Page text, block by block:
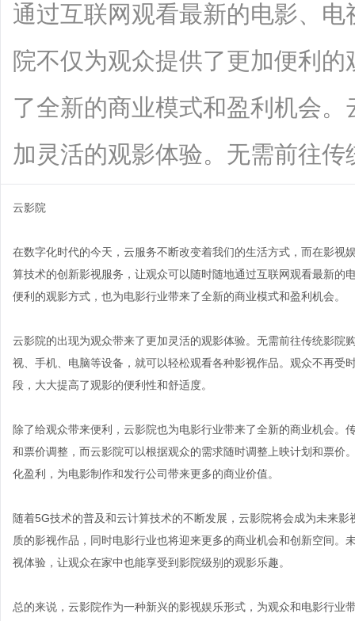
通过互联网观看最新的电影、
院不仅为观众提供了更加便利
了全新的商业模式和盈利机会
加灵活的观影体验。无需前往传
云影院
在数字化时代的今天，云服务不断改变着我们的生活方式，而在影视
算技术的创新影视服务，让观众可以随时随地通过互联网观看最新的
便利的观影方式，也为电影行业带来了全新的商业模式和盈利机会。
云影院的出现为观众带来了更加灵活的观影体验。无需前往传统影院
视、手机、电脑等设备，就可以轻松观看各种影视作品。观众不再受
段，大大提高了观影的便利性和舒适度。
除了给观众带来便利，云影院也为电影行业带来了全新的商业机会
和票价调整，而云影院可以根据观众的需求随时调整上映计划和票价
化盈利，为电影制作和发行公司带来更多的商业价值。
随着5G技术的普及和云计算技术的不断发展，云影院将会成为未来
质的影视作品，同时电影行业也将迎来更多的商业机会和创新空间
视体验，让观众在家中也能享受到影院级别的观影乐趣。
总的来说，云影院作为一种新兴的影视娱乐形式，为观众和电影行